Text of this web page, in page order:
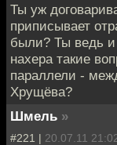
Ты уж
приписывает
были? Ты ведь
нахера такие
параллели -
Хрущёва?
Шмель »
#221 | 20.07.11